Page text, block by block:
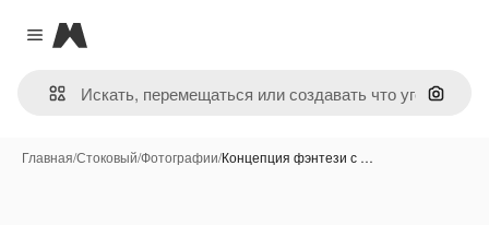
Close menu
Magnific
Поиск
Главная/Стоковый/Фотографии/Концепция фэнтези с …